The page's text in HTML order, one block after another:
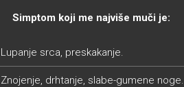
Simptom koji me najviše muči je:
Lupanje srca, preskakanje.
Znojenje, drhtanje, slabe-gumene noge.